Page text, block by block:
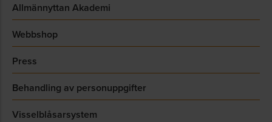
Allmännyttan Akademi
Webbshop
Press
Behandling av personuppgifter
Visselblåsarsystem